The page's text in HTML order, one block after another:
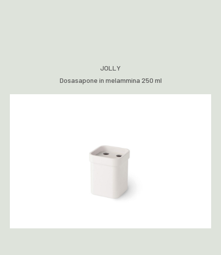
JOLLY
Dosasapone in melammina 250 ml